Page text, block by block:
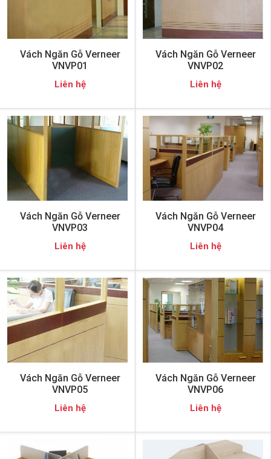
Vách Ngăn Gỗ Verneer
VNVP01
Liên hệ
Vách Ngăn Gỗ Verneer
VNVP02
Liên hệ
Vách Ngăn Gỗ Verneer
VNVP03
Liên hệ
Vách Ngăn Gỗ Verneer
VNVP04
Liên hệ
Vách Ngăn Gỗ Verneer
VNVP05
Liên hệ
Vách Ngăn Gỗ Verneer
VNVP06
Liên hệ